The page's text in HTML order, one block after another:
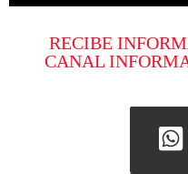
RECIBE
CANAL